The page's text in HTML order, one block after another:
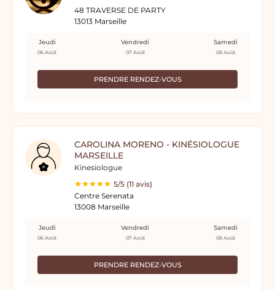
48 TRAVERSE DE PARTY
13013 Marseille
PRENDRE RENDEZ-VOUS
Jeudi
06 Août
Vendredi
07 Août
Samedi
08 Août
CAROLINA MORENO - KINÉSIOLOGUE
MARSEILLE
Kinesiologue
5/5 (11 avis)
Centre Serenata
13008 Marseille
PRENDRE RENDEZ-VOUS
Jeudi
06 Août
Vendredi
07 Août
Samedi
08 Août